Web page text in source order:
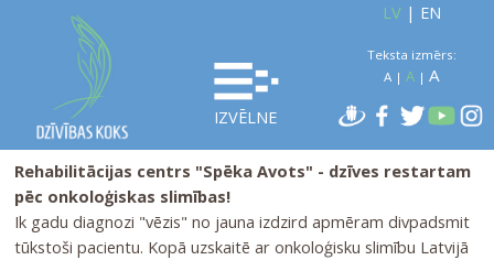
IZVĒLNE
LV| EN
Teksta izmērs:
A| A| A
Rehabilitācijas centrs "Spēka Avots" - dzīves restartam
pēc onkoloģiskas slimības!
Ik gadu diagnozi "vēzis" no jauna izdzird apmēram divpadsmit
tūkstoši pacientu. Kopā uzskaitē ar onkoloģisku slimību Latvijā